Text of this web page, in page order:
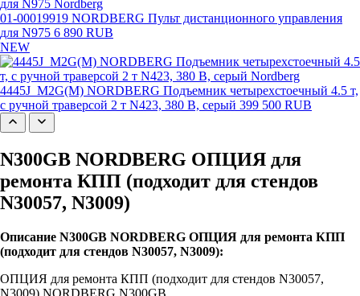
01-00019919 NORDBERG Пульт дистанционного управления
для N975 6 890 RUB
NEW
4445J_M2G(M) NORDBERG Подъемник четырехстоечный 4.5 т,
с ручной траверсой 2 т N423, 380 В, серый 399 500 RUB
N300GB NORDBERG ОПЦИЯ для
ремонта КПП (подходит для стендов
N30057, N3009)
Описание N300GB NORDBERG ОПЦИЯ для ремонта КПП
(подходит для стендов N30057, N3009):
ОПЦИЯ для ремонта КПП (подходит для стендов N30057,